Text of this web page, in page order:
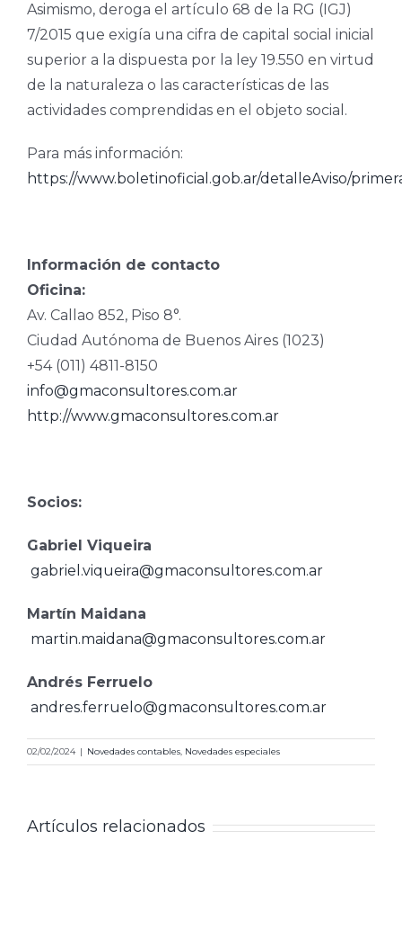
Asimismo, deroga el artículo 68 de la RG (IGJ)
7/2015 que exigía una cifra de capital social inicial
superior a la dispuesta por la ley 19.550 en virtud
de la naturaleza o las características de las
actividades comprendidas en el objeto social.
Para más información:
https://www.boletinoficial.gob.ar/detalleAviso/
Información de contacto
Oficina:
Av. Callao 852, Piso 8°.
Ciudad Autónoma de Buenos Aires (1023)
+54 (011) 4811-8150
info@gmaconsultores.com.ar
http://www.gmaconsultores.com.ar
Socios:
Gabriel Viqueira
gabriel.viqueira@gmaconsultores.com.ar
Martín Maidana
martin.maidana@gmaconsultores.com.ar
Andrés Ferruelo
andres.ferruelo@gmaconsultores.com.ar
02/02/2024 | Novedades contables, Novedades especiales
Artículos relacionados